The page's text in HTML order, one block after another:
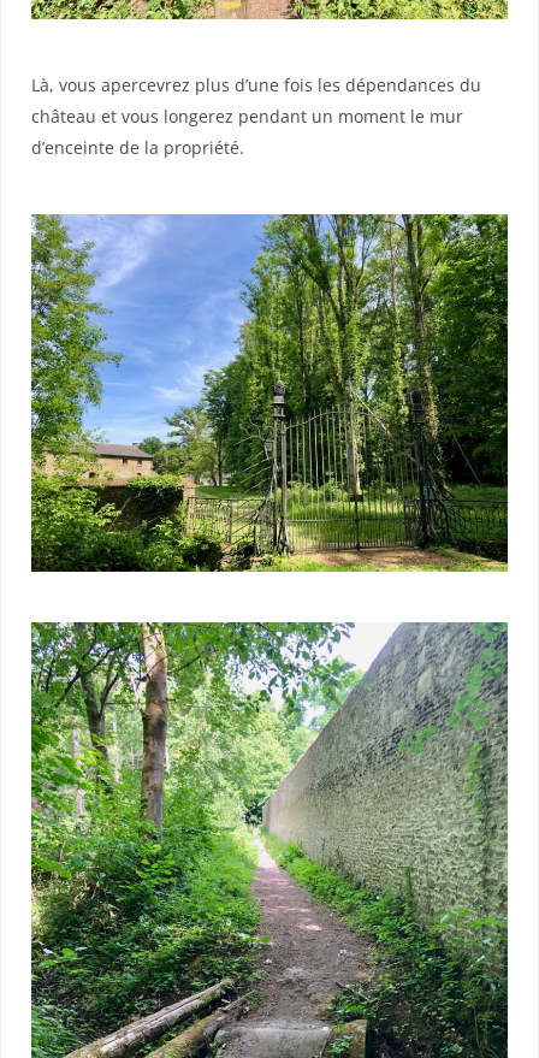
Là, vous apercevrez plus d’une fois les dépendances du
château et vous longerez pendant un moment le mur
d’enceinte de la propriété.